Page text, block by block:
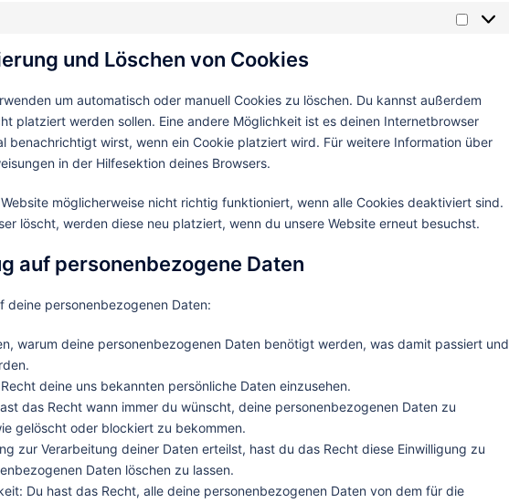
und Löschen von Cookies
um automatisch oder manuell Cookies zu löschen. Du kannst außerdem
platziert werden sollen. Eine andere Möglichkeit ist es deinen Internetbrowser
benachrichtigt wirst, wenn ein Cookie platziert wird. Für weitere Information über
in der Hilfesektion deines Browsers.
möglicherweise nicht richtig funktioniert, wenn alle Cookies deaktiviert sind.
löscht, werden diese neu platziert, wenn du unsere Website erneut besuchst.
auf personenbezogene Daten
deine personenbezogenen Daten:
warum deine personenbezogenen Daten benötigt werden, was damit passiert und
deine uns bekannten persönliche Daten einzusehen.
das Recht wann immer du wünscht, deine personenbezogenen Daten zu
gelöscht oder blockiert zu bekommen.
zur Verarbeitung deiner Daten erteilst, hast du das Recht diese Einwilligung zu
Daten löschen zu lassen.
Du hast das Recht, alle deine personenbezogenen Daten von dem für die